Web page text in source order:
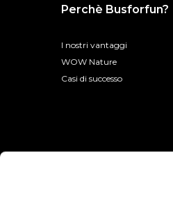
Perchè Busforfun?
I nostri vantaggi
WOW Nature
Casi di successo